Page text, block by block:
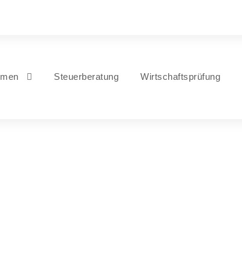
Steuerberatung Wirtschaftsprüfung